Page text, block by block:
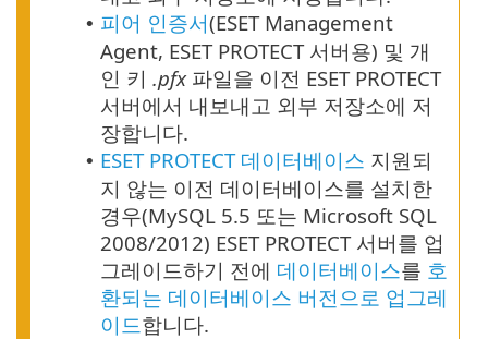
• 피어 인증서(ESET Management
Agent, ESET PROTECT 서버용) 및 개
인 키 .pfx파일을 이전 ESET PROTECT
서버에서 내보내고 외부 저장소에 저
장합니다.
• ESET PROTECT 데이터베이스 지원되
지 않는 이전 데이터베이스를 설치한
경우(MySQL 5.5 또는 Microsoft SQL
2008/2012) ESET PROTECT 서버를 업
그레이드하기 전에 데이터베이스를 호
환되는 데이터베이스 버전으로 업그레
이드합니다.